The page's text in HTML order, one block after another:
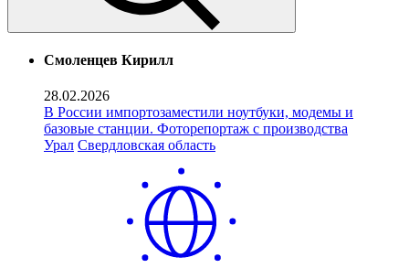
Смоленцев Кирилл
28.02.2026
В России импортозаместили ноутбуки, модемы и
базовые станции. Фоторепортаж с производства
Урал Свердловская область